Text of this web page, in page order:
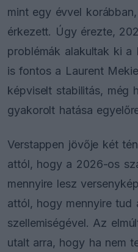
mint egy évvel
érkezett. Úgy érezte,
problémák alakultak ki a
is fontos a Laurent
képviselt stabilitás, még
gyakorolt hatása
Verstappen jövője két
attól, hogy a 2026-os
mennyire lesz
attól, hogy mennyire tud
szellemiségével. Az
utalt arra, hogy ha nem